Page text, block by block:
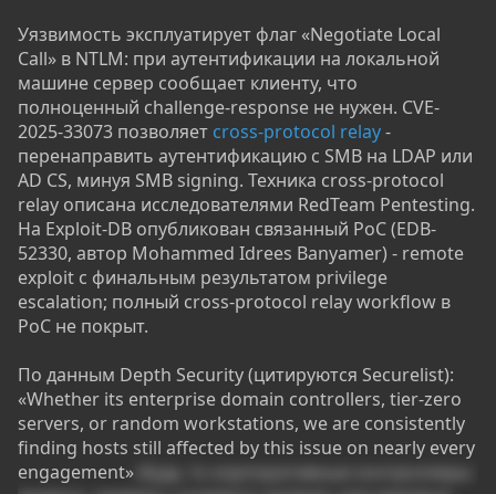
Уязвимость эксплуатирует флаг «Negotiate Local
Call» в NTLM: при аутентификации на локальной
машине сервер сообщает клиенту, что
полноценный challenge-response не нужен. CVE-
2025-33073 позволяет cross-protocol relay-
перенаправить аутентификацию с SMB на LDAP или
AD CS, минуя SMB signing. Техника cross-protocol
relay описана исследователями RedTeam Pentesting.
На Exploit-DB опубликован связанный PoC (EDB-
52330, автор Mohammed Idrees Banyamer) - remote
exploit с финальным результатом privilege
escalation; полный cross-protocol relay workflow в
PoC не покрыт.
По данным Depth Security (цитируются Securelist):
«Whether its enterprise domain controllers, tier-zero
servers, or random workstations, we are consistently
finding hosts still affected by this issue on nearly every
engagement» «Будь то корпоративные контроллеры